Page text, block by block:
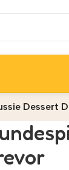
Dessert